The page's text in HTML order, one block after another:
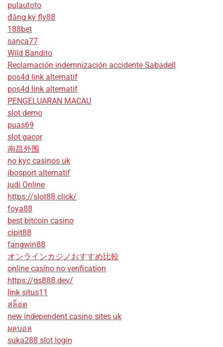
pulautoto
đăng ký fly88
188bet
sanca77
Wild Bandito
Reclamación indemnización accidente Sabadell
pos4d link alternatif
pos4d link alternatif
PENGELUARAN MACAU
slot demo
puas69
slot gacor
南昌外围
no kyc casinos uk
ibosport alternatif
judi Online
https://slot88.click/
foya88
best bitcoin casino
cipit88
fangwin88
オンラインカジノおすすめ比較
online casino no verification
https://qs888.dev/
link situs11
สล็อต
new independent casino sites uk
ผลบอล
suka288 slot login